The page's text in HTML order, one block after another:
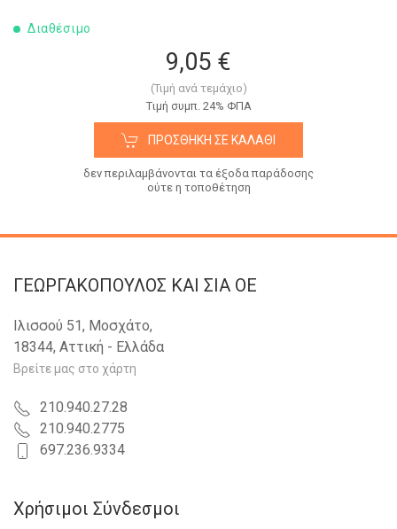
Διαθέσιμο
9,05 €
(Τιμή ανά τεμάχιο)
Tιμή συμπ. 24% ΦΠΑ
ΠΡΟΣΘΉΚΗ ΣΕ ΚΑΛΆΘΙ
δεν περιλαμβάνονται τα έξοδα παράδοσης
ούτε η τοποθέτηση
ΓΕΩΡΓΑΚΟΠΟΥΛΟΣ KAI ΣΙΑ OE
Ιλισσού 51, Μοσχάτο,
18344, Αττική - Ελλάδα
Βρείτε μας στο χάρτη
210.940.27.28
210.940.2775
697.236.9334
Χρήσιμοι Σύνδεσμοι